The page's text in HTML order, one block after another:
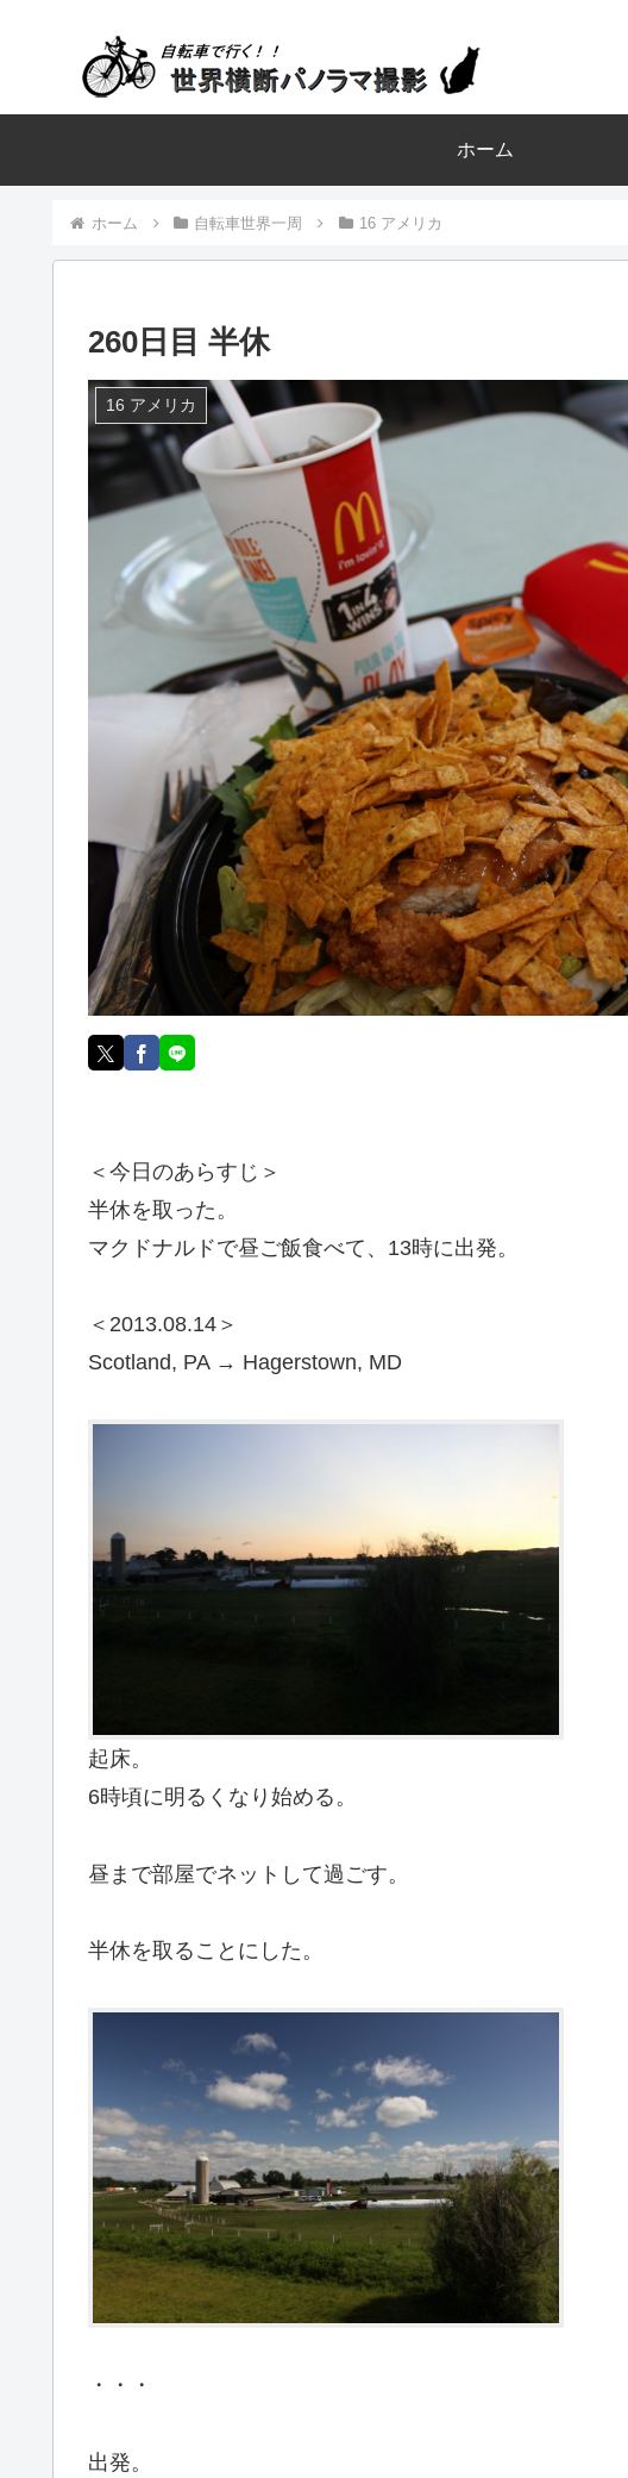
ホーム
ホーム 自転車世界一周 16 アメリカ
260日目 半休
16 アメリカ
＜今日のあらすじ＞
半休を取った。
マクドナルドで昼ご飯食べて、13時に出発。
＜2013.08.14＞
Scotland, PA → Hagerstown, MD
起床。
6時頃に明るくなり始める。
昼まで部屋でネットして過ごす。
半休を取ることにした。
・・・
出発。